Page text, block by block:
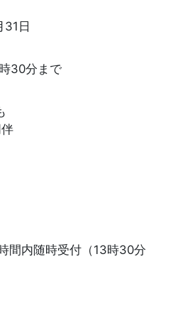
31日
30分まで
間内随時受付（13時30分